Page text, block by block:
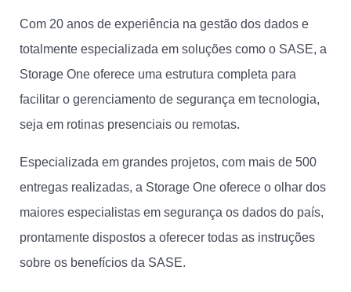
Com 20 anos de experiência na gestão dos dados e
totalmente especializada em soluções como o SASE, a
Storage One oferece uma estrutura completa para
facilitar o gerenciamento de segurança em tecnologia,
seja em rotinas presenciais ou remotas.
Especializada em grandes projetos, com mais de 500
entregas realizadas, a Storage One oferece o olhar dos
maiores especialistas em segurança os dados do país,
prontamente dispostos a oferecer todas as instruções
sobre os benefícios da SASE.